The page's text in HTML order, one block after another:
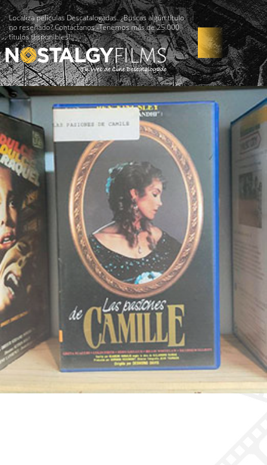
Localiza películas Descatalogadas. ¿Buscas algún título
no reseñado? Contáctanos -Tenemos más de 25.000
títulos disponibles!